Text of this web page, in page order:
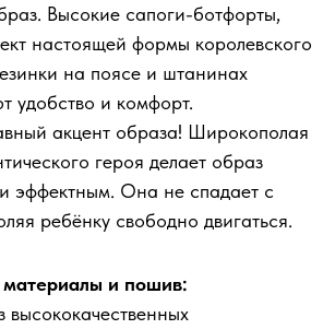
Высокие сапоги-ботфорты,
настоящей формы королевского
на поясе и штанинах
удобство и комфорт.
акцент образа! Широкополая
героя делает образ
эффектным. Она не спадает с
ребёнку свободно двигаться.
и пошив: